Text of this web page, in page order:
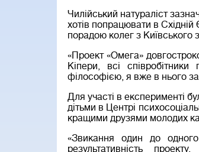
Чилійський натураліст
хотів попрацювати в
порадою колег з Київського
«Проект «Омега»
Кіпери, всі
філософією, я вже в нього
Для участі в експерименті
дітьми в Центрі
кращими друзями молодих
«Звикання один до
результативність